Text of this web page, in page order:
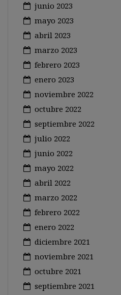
junio 2023
mayo 2023
abril 2023
marzo 2023
febrero 2023
enero 2023
noviembre 2022
octubre 2022
septiembre 2022
julio 2022
junio 2022
mayo 2022
abril 2022
marzo 2022
febrero 2022
enero 2022
diciembre 2021
noviembre 2021
octubre 2021
septiembre 2021